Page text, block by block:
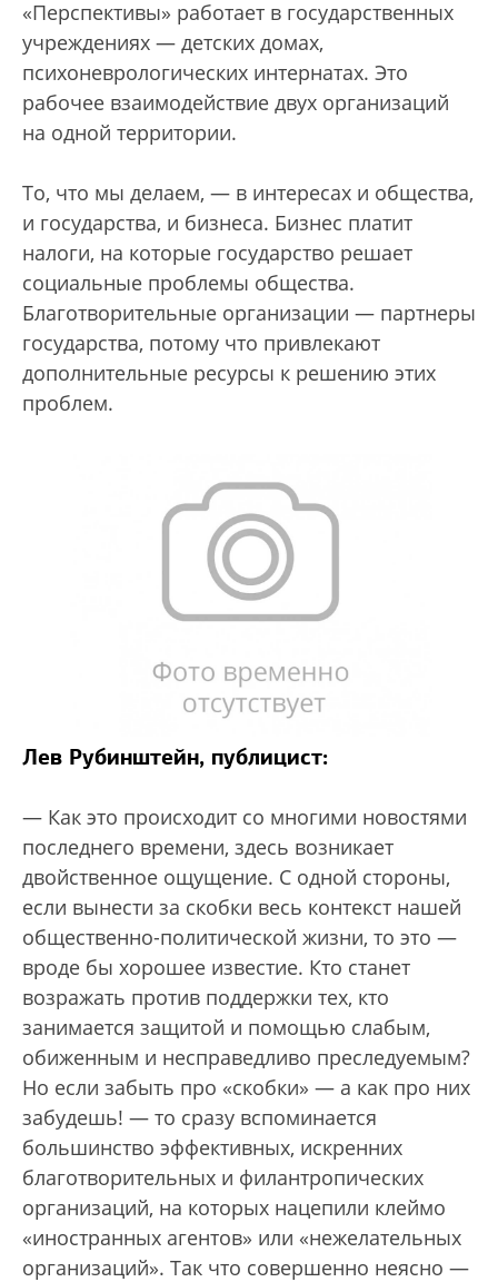
«Перспективы» работает в государственных
учреждениях — детских домах,
психоневрологических интернатах. Это
рабочее взаимодействие двух организаций
на одной территории.
То, что мы делаем, — в интересах и общества,
и государства, и бизнеса. Бизнес платит
налоги, на которые государство решает
социальные проблемы общества.
Благотворительные организации — партнеры
государства, потому что привлекают
дополнительные ресурсы к решению этих
проблем.
Лев Рубинштейн, публицист:
— Как это происходит со многими новостями
последнего времени, здесь возникает
двойственное ощущение. С одной стороны,
если вынести за скобки весь контекст нашей
общественно-политической жизни, то это —
вроде бы хорошее известие. Кто станет
возражать против поддержки тех, кто
занимается защитой и помощью слабым,
обиженным и несправедливо преследуемым?
Но если забыть про «скобки» — а как про них
забудешь! — то сразу вспоминается
большинство эффективных, искренних
благотворительных и филантропических
организаций, на которых нацепили клеймо
«иностранных агентов» или «нежелательных
организаций». Так что совершенно неясно —